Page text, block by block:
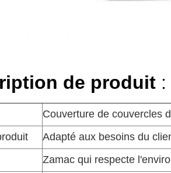
de produit :
Couverture de couvercles
Adapté aux besoins du
Zamac qui respecte